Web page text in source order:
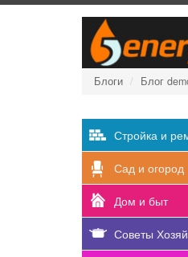
Блоги Блог
Стройка и
Сад и огород
Дом и быт
Советы